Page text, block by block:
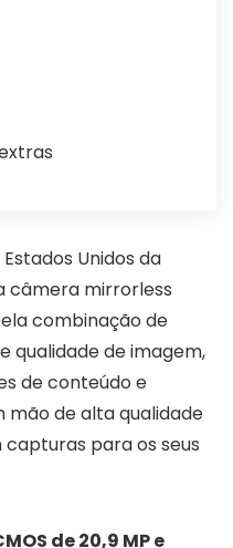
Unidos da
câmera mirrorless
combinação de
qualidade de imagem,
de conteúdo e
mão de alta qualidade
para os seus
de 20,9 MP e